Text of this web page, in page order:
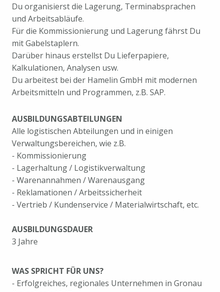
Du organisierst die Lagerung, Terminabsprachen
und Arbeitsabläufe.
Für die Kommissionierung und Lagerung fährst Du
mit Gabelstaplern.
Darüber hinaus erstellst Du Lieferpapiere,
Kalkulationen, Analysen usw.
Du arbeitest bei der Hamelin GmbH mit modernen
Arbeitsmitteln und Programmen, z.B. SAP.
AUSBILDUNGSABTEILUNGEN
Alle logistischen Abteilungen und in einigen
Verwaltungsbereichen, wie z.B.
- Kommissionierung
- Lagerhaltung / Logistikverwaltung
- Warenannahmen / Warenausgang
- Reklamationen / Arbeitssicherheit
- Vertrieb / Kundenservice / Materialwirtschaft, etc.
AUSBILDUNGSDAUER
3 Jahre
WAS SPRICHT FÜR UNS?
- Erfolgreiches, regionales Unternehmen in Gronau